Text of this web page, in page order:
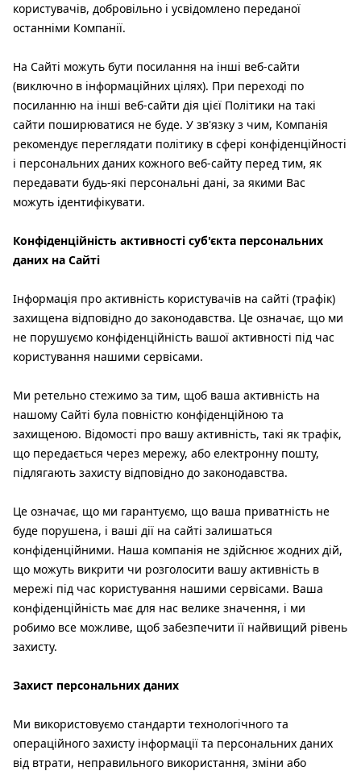
користувачів, добровільно і усвідомлено переданої
останніми Компанії.
На Сайті можуть бути посилання на інші веб-сайти
(виключно в інформаційних цілях). При переході по
посиланню на інші веб-сайти дія цієї Політики на такі
сайти поширюватися не буде. У зв'язку з чим, Компанія
рекомендує переглядати політику в сфері конфіденційності
і персональних даних кожного веб-сайту перед тим, як
передавати будь-які персональні дані, за якими Вас
можуть ідентифікувати.
Конфіденційність активності суб'єкта персональних
даних на Сайті
Інформація про активність користувачів на сайті (трафік)
захищена відповідно до законодавства. Це означає, що ми
не порушуємо конфіденційність вашої активності під час
користування нашими сервісами.
Ми ретельно стежимо за тим, щоб ваша активність на
нашому Сайті була повністю конфіденційною та
захищеною. Відомості про вашу активність, такі як трафік,
що передається через мережу, або електронну пошту,
підлягають захисту відповідно до законодавства.
Це означає, що ми гарантуємо, що ваша приватність не
буде порушена, і ваші дії на сайті залишаться
конфіденційними. Наша компанія не здійснює жодних дій,
що можуть викрити чи розголосити вашу активність в
мережі під час користування нашими сервісами. Ваша
конфіденційність має для нас велике значення, і ми
робимо все можливе, щоб забезпечити її найвищий рівень
захисту.
Захист персональних даних
Ми використовуємо стандарти технологічного та
операційного захисту інформації та персональних даних
від втрати, неправильного використання, зміни або